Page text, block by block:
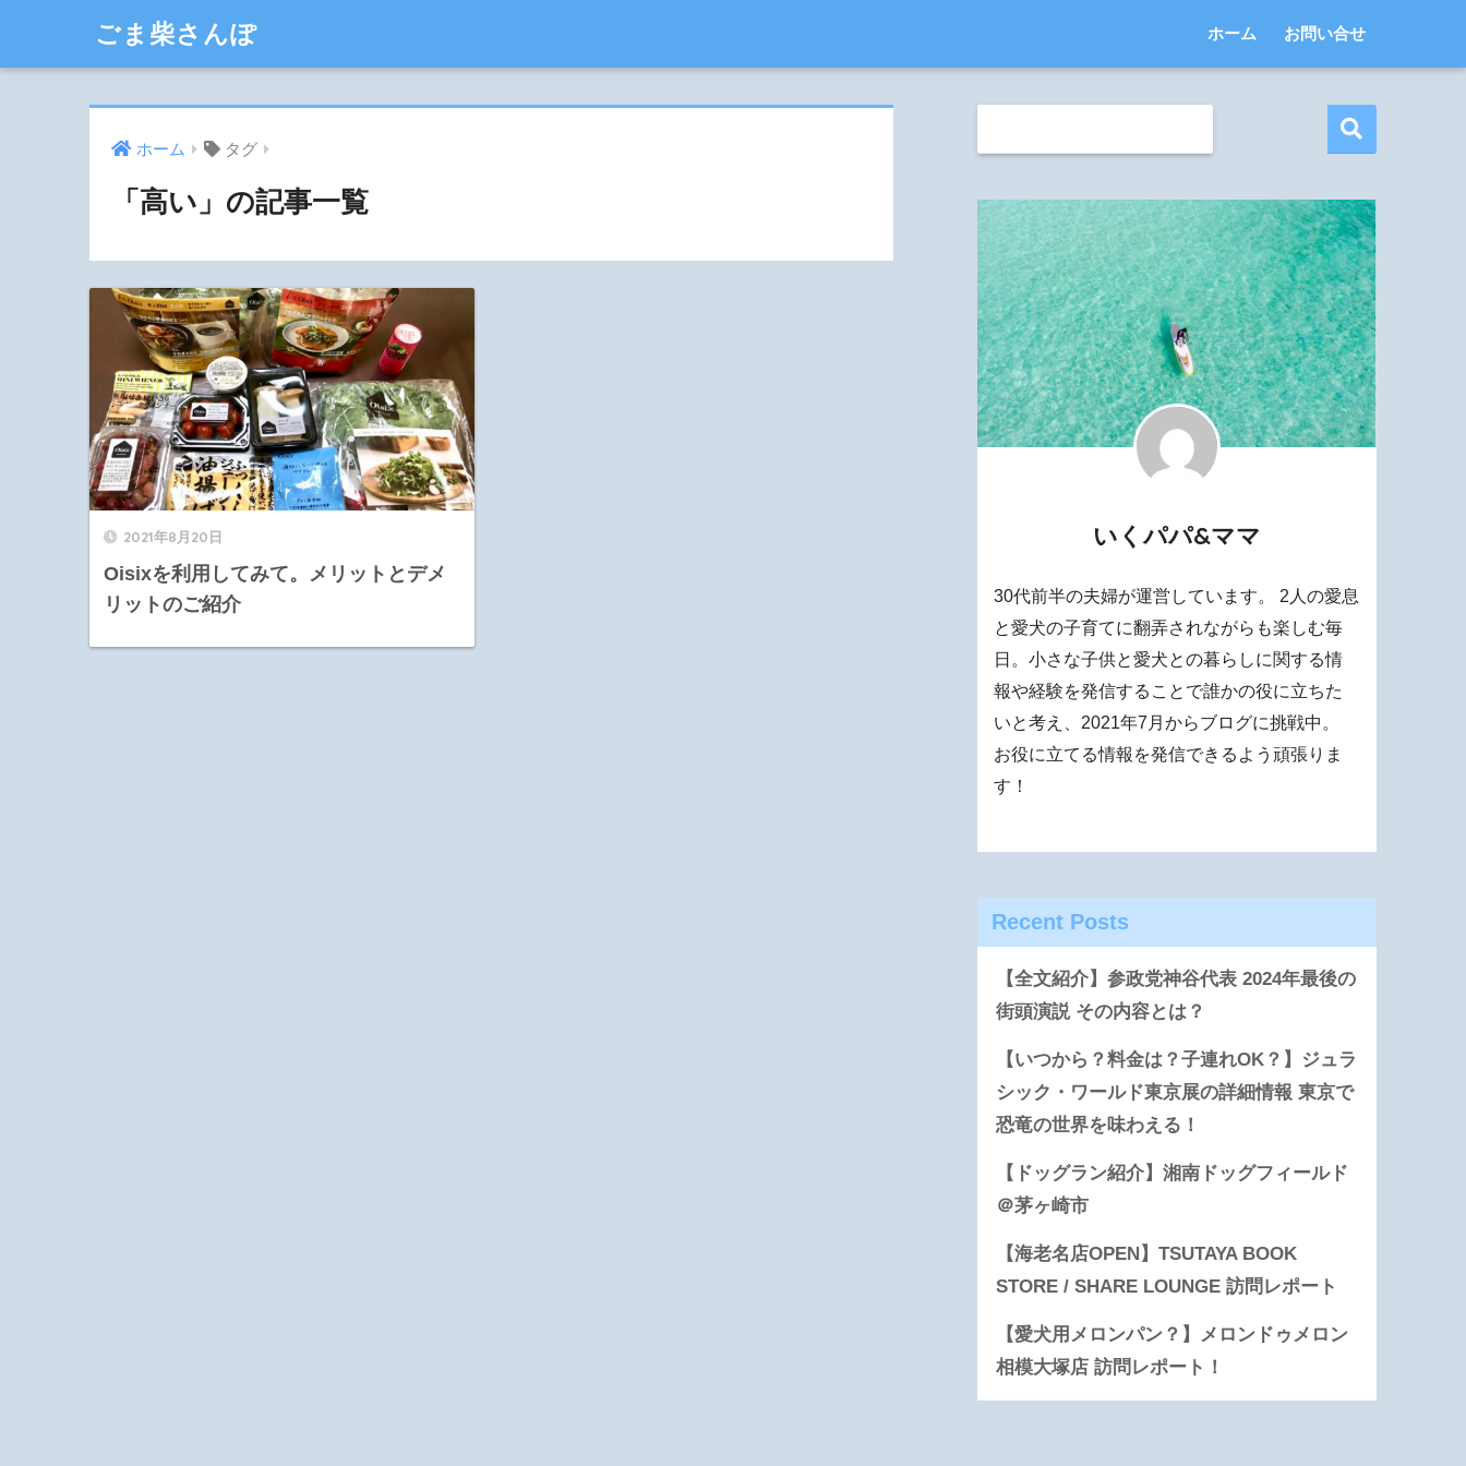
ごま柴さんぽ ホーム お問い合せ
ホーム タグ
「高い」の記事一覧
2021年8月20日
Oisixを利用してみて。メリットとデメ
リットのご紹介
いくパパ&ママ
30代前半の夫婦が運営しています。 2人の愛息
と愛犬の子育てに翻弄されながらも楽しむ毎
日。小さな子供と愛犬との暮らしに関する情
報や経験を発信することで誰かの役に立ちた
いと考え、2021年7月からブログに挑戦中。
お役に立てる情報を発信できるよう頑張りま
す！
Recent Posts
【全文紹介】参政党神谷代表 2024年最後の
街頭演説 その内容とは？
【いつから？料金は？子連れOK？】ジュラ
シック・ワールド東京展の詳細情報 東京で
恐竜の世界を味わえる！
【ドッグラン紹介】湘南ドッグフィールド
＠茅ヶ崎市
【海老名店OPEN】TSUTAYA BOOK
STORE / SHARE LOUNGE 訪問レポート
【愛犬用メロンパン？】メロンドゥメロン
相模大塚店 訪問レポート！